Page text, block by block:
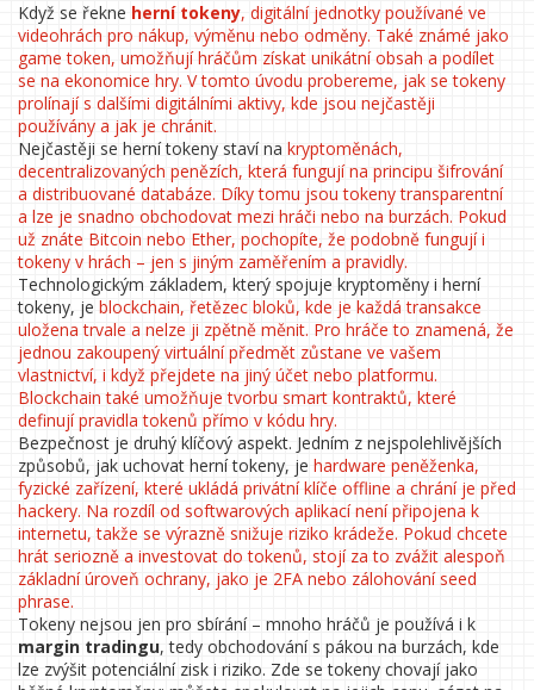
Když se řekne herní tokeny, digitální jednotky používané ve
videohrách pro nákup, výměnu nebo odměny. Také známé jako
game token, umožňují hráčům získat unikátní obsah a podílet
se na ekonomice hry. V tomto úvodu probereme, jak se tokeny
prolínají s dalšími digitálními aktivy, kde jsou nejčastěji
používány a jak je chránit.
Nejčastěji se herní tokeny staví na kryptoměnách,
decentralizovaných penězích, která fungují na principu šifrování
a distribuované databáze. Díky tomu jsou tokeny transparentní
a lze je snadno obchodovat mezi hráči nebo na burzách. Pokud
už znáte Bitcoin nebo Ether, pochopíte, že podobně fungují i
tokeny v hrách – jen s jiným zaměřením a pravidly.
Technologickým základem, který spojuje kryptoměny i herní
tokeny, je blockchain, řetězec bloků, kde je každá transakce
uložena trvale a nelze ji zpětně měnit. Pro hráče to znamená, že
jednou zakoupený virtuální předmět zůstane ve vašem
vlastnictví, i když přejdete na jiný účet nebo platformu.
Blockchain také umožňuje tvorbu smart kontraktů, které
definují pravidla tokenů přímo v kódu hry.
Bezpečnost je druhý klíčový aspekt. Jedním z nejspolehlivějších
způsobů, jak uchovat herní tokeny, je hardware peněženka,
fyzické zařízení, které ukládá privátní klíče offline a chrání je před
hackery. Na rozdíl od softwarových aplikací není připojena k
internetu, takže se výrazně snižuje riziko krádeže. Pokud chcete
hrát seriozně a investovat do tokenů, stojí za to zvážit alespoň
základní úroveň ochrany, jako je 2FA nebo zálohování seed
phrase.
Tokeny nejsou jen pro sbírání – mnoho hráčů je používá i k
margin tradingu, tedy obchodování s pákou na burzách, kde
lze zvýšit potenciální zisk i riziko. Zde se tokeny chovají jako